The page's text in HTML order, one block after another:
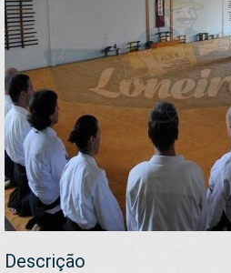
Descrição